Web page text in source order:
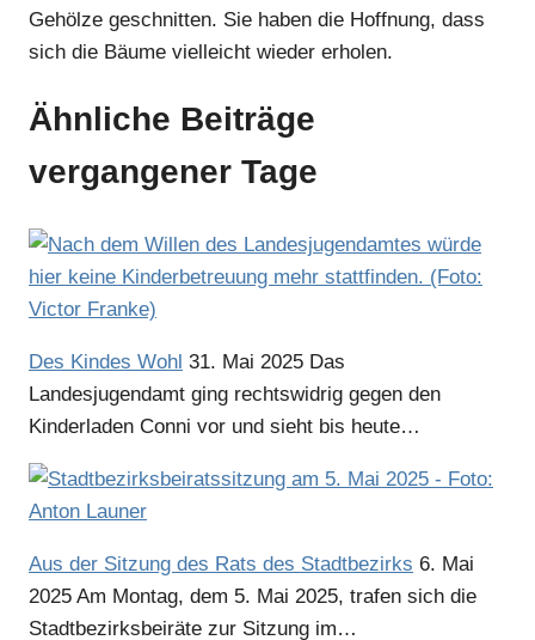
Gehölze geschnitten. Sie haben die Hoffnung, dass
sich die Bäume vielleicht wieder erholen.
Ähnliche Beiträge
vergangener Tage
Des Kindes Wohl 31. Mai 2025 Das
Landesjugendamt ging rechtswidrig gegen den
Kinderladen Conni vor und sieht bis heute…
Aus der Sitzung des Rats des Stadtbezirks 6. Mai
2025 Am Montag, dem 5. Mai 2025, trafen sich die
Stadtbezirksbeiräte zur Sitzung im…